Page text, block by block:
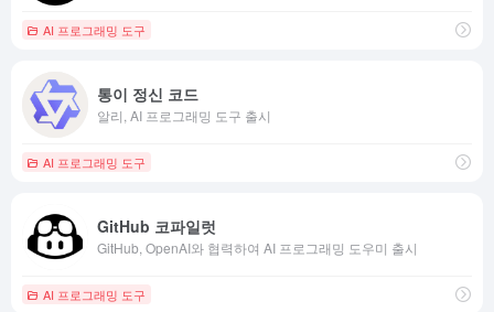
AI 프로그래밍 도구
통이 정신 코드
알리, AI 프로그래밍 도구 출시
AI 프로그래밍 도구
GitHub 코파일럿
GitHub, OpenAI와 협력하여 AI 프로그래밍 도우미 출시
AI 프로그래밍 도구